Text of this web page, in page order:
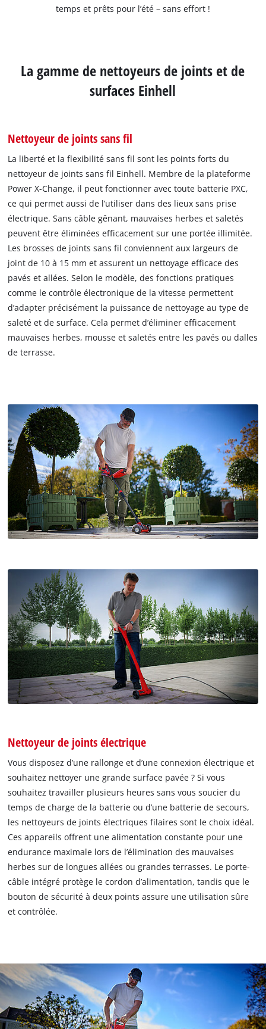
temps et prêts pour l’été – sans effort !
La gamme de nettoyeurs de joints et de
surfaces Einhell
Nettoyeur de joints sans fil
La liberté et la flexibilité sans fil sont les points forts du
nettoyeur de joints sans fil Einhell. Membre de la plateforme
Power X-Change, il peut fonctionner avec toute batterie PXC,
ce qui permet aussi de l’utiliser dans des lieux sans prise
électrique. Sans câble gênant, mauvaises herbes et saletés
peuvent être éliminées efficacement sur une portée illimitée.
Les brosses de joints sans fil conviennent aux largeurs de
joint de 10 à 15 mm et assurent un nettoyage efficace des
pavés et allées. Selon le modèle, des fonctions pratiques
comme le contrôle électronique de la vitesse permettent
d’adapter précisément la puissance de nettoyage au type de
saleté et de surface. Cela permet d’éliminer efficacement
mauvaises herbes, mousse et saletés entre les pavés ou dalles
de terrasse.
Nettoyeur de joints électrique
Vous disposez d’une rallonge et d’une connexion électrique et
souhaitez nettoyer une grande surface pavée ? Si vous
souhaitez travailler plusieurs heures sans vous soucier du
temps de charge de la batterie ou d’une batterie de secours,
les nettoyeurs de joints électriques filaires sont le choix idéal.
Ces appareils offrent une alimentation constante pour une
endurance maximale lors de l’élimination des mauvaises
herbes sur de longues allées ou grandes terrasses. Le porte-
câble intégré protège le cordon d’alimentation, tandis que le
bouton de sécurité à deux points assure une utilisation sûre
et contrôlée.